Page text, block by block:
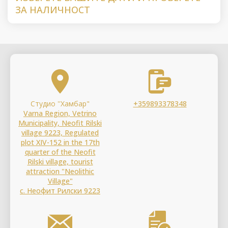
ЗА НАЛИЧНОСТ
Студио ''Хамбар"
Varna Region, Vetrino
Municipality, Neofit Rilski
village 9223, Regulated
plot XIV-152 in the 17th
quarter of the Neofit
Rilski village, tourist
attraction "Neolithic
Village"
с. Неофит Рилски 9223
+359893378348